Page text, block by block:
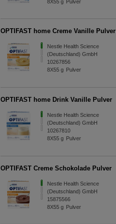
8X55g Pulver
OPTIFAST home Creme Vanille Pulver
Nestle Health Science
(Deutschland) GmbH
10267856
8X55g Pulver
OPTIFAST home Drink Vanille Pulver
Nestle Health Science
(Deutschland) GmbH
10267810
8X55g Pulver
OPTIFAST Creme Schokolade Pulver
Nestle Health Science
(Deutschland) GmbH
15875566
8X55g Pulver